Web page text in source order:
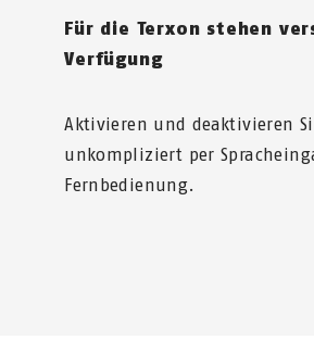
Für die Terxon stehen
Verfügung
Aktivieren und deaktivieren
unkompliziert per
Fernbedienung.